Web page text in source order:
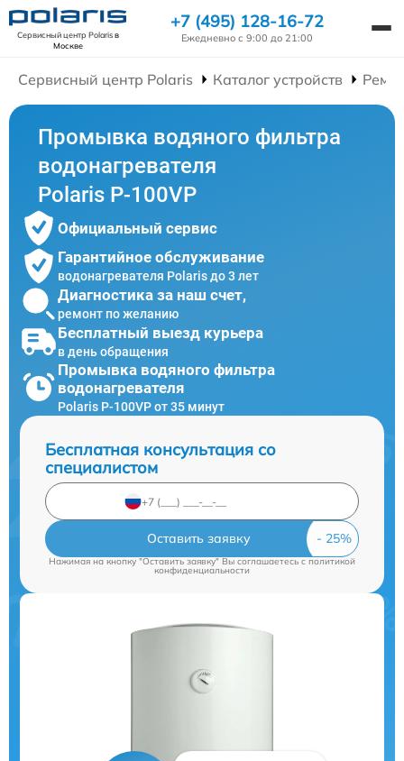
Сервисный центр Polarisв
Москве
+7 (495) 128-16-72
Ежедневно с 9:00 до 21:00
Сервисный центр Polaris Каталог устройств
Промывка водяного фильтра
водонагревателя
Polaris P-100VP
Официальный сервис
Гарантийное обслуживание
водонагревателя Polaris до 3 лет
Диагностика за наш счет,
ремонт по желанию
Бесплатный выезд курьера
в день обращения
Промывка водяного фильтра
водонагревателя
Polaris P-100VP от 35 минут
Бесплатная консультация со
специалистом
Оставить заявку
Нажимая на кнопку "Оставить заявку" Вы соглашаетесь cполитикой
конфиденциальности